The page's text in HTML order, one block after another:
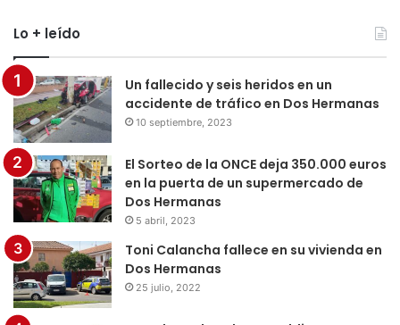
Lo + leído
Un fallecido y seis heridos en un
accidente de tráfico en Dos Hermanas
10 septiembre, 2023
El Sorteo de la ONCE deja 350.000 euros
en la puerta de un supermercado de
Dos Hermanas
5 abril, 2023
Toni Calancha fallece en su vivienda en
Dos Hermanas
25 julio, 2022